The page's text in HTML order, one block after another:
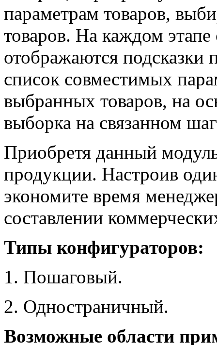
параметрам товаров,
товаров. На каждом
отображаются
список совместимых
выбранных товаров, на
выборка на связанном
Приобретя данный
продукции. Настроив
экономите время
составлении
Типы конфигураторов:
Пошаговый.
Одностраничный.
Возможные области